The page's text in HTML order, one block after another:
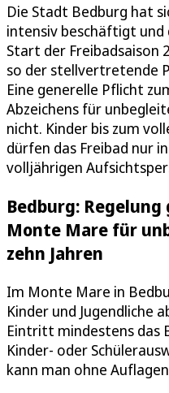
Die Stadt Bedburg hat
intensiv beschäftigt und
Start der Freibadsaison
so der stellvertretende
Eine generelle Pflicht
Abzeichens für
nicht. Kinder bis zum
dürfen das Freibad nur
volljährigen
Bedburg:
Monte Mare für
zehn Jahren
Im Monte Mare in
Kinder und Jugendliche
Eintritt mindestens das
Kinder- oder
kann man ohne